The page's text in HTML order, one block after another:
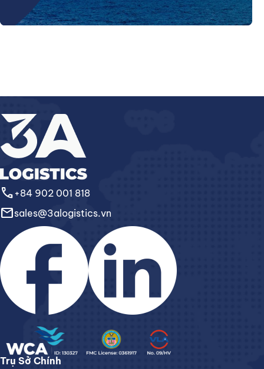
call+84 902 001 818
emailsales@3alogistics.vn
Trụ Sở Chính